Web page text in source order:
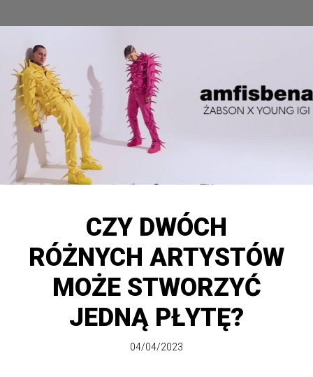
CZY DWÓCH
RÓŻNYCH ARTYSTÓW
MOŻE STWORZYĆ
JEDNĄ PŁYTĘ?
04/04/2023